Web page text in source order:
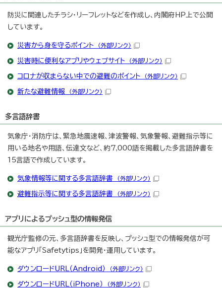
防災に関連したチラシ・リーフレットなどを作成し、内閣府HP上で公開
しています。
災害から身を守るポイント （外部リンク）
災害時に便利なアプリやウェブサイト （外部リンク）
コロナが収まらない中での避難のポイント （外部リンク）
新たな避難情報 （外部リンク）
多言語辞書
気象庁・消防庁は、緊急地震速報、津波警報、気象警報、避難指示等に
用いる地名や用語、伝達文など、約7,000語を掲載した多言語辞書を
15言語で作成しています。
気象情報等に関する多言語辞書 （外部リンク）
避難指示等に関する多言語辞書 （外部リンク）
アプリによるプッシュ型の情報発信
観光庁監修の元、多言語辞書を反映し、プッシュ型での情報発信が可
能なアプリ「Safetytips」を開発・運用しています。
ダウンロードURL（Android） （外部リンク）
ダウンロードURL（iPhone） （外部リンク）